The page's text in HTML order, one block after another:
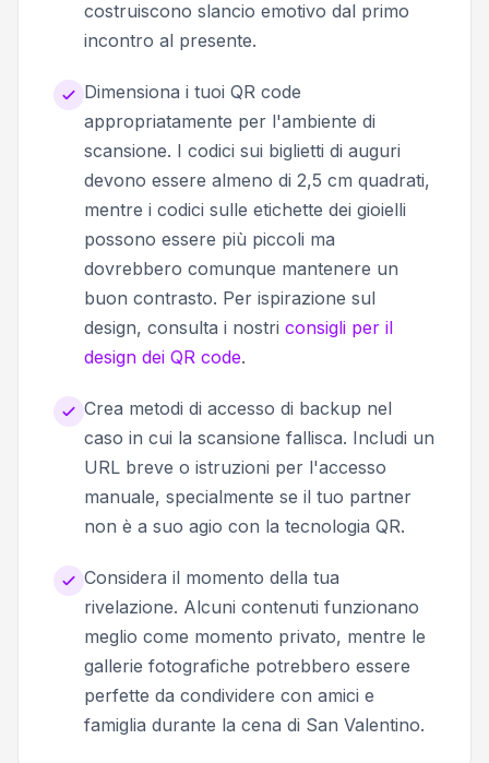
costruiscono slancio emotivo dal primo
incontro al presente.
Dimensiona i tuoi QR code
appropriatamente per l'ambiente di
scansione. I codici sui biglietti di auguri
devono essere almeno di 2,5 cm quadrati,
mentre i codici sulle etichette dei gioielli
possono essere più piccoli ma
dovrebbero comunque mantenere un
buon contrasto. Per ispirazione sul
design, consulta i nostri consigli per il
design dei QR code.
Crea metodi di accesso di backup nel
caso in cui la scansione fallisca. Includi un
URL breve o istruzioni per l'accesso
manuale, specialmente se il tuo partner
non è a suo agio con la tecnologia QR.
Considera il momento della tua
rivelazione. Alcuni contenuti funzionano
meglio come momento privato, mentre le
gallerie fotografiche potrebbero essere
perfette da condividere con amici e
famiglia durante la cena di San Valentino.